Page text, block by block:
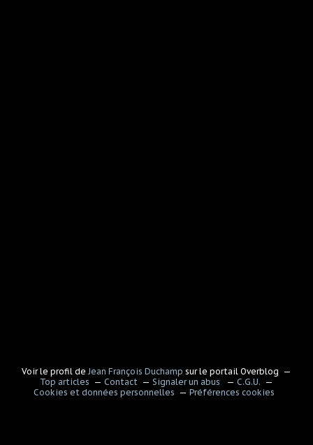
Voir le profil de Jean François Duchamp sur le portail Overblog
Top articles
Contact Signaler un abus
C.G.U.
Cookies et données personnelles
Préférences cookies